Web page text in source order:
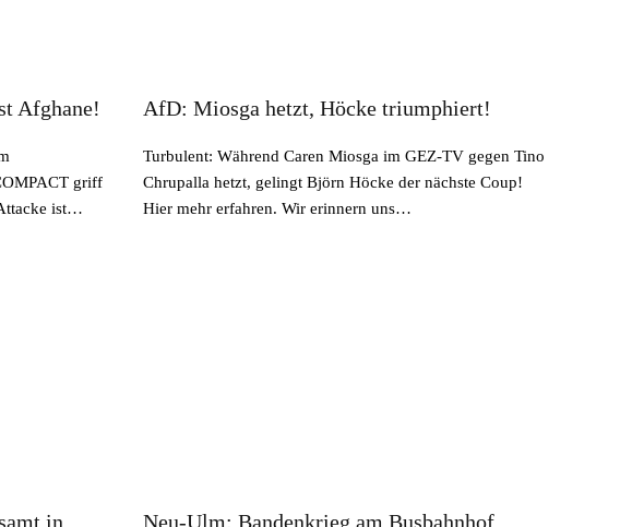
Afghane!
griff
ist…
AfD: Miosga hetzt, Höcke triumphiert!
Turbulent: Während Caren Miosga im GEZ-TV gegen Tino
Chrupalla hetzt, gelingt Björn Höcke der nächste Coup!
Hier mehr erfahren. Wir erinnern uns…
in
Neu-Ulm: Bandenkrieg am Busbahnhof